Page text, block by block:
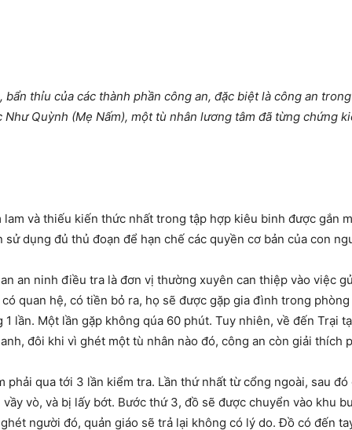
thỉu của các thành phần công an, đặc biệt là công an
Quỳnh (Mẹ Nấm), một tù nhân lương tâm đã từng chứng
và thiếu kiến thức nhất trong tập hợp kiêu binh được gắn
dụng đủ thủ đoạn để hạn chế các quyền cơ bản của con
an ninh điều tra là đơn vị thường xuyên can thiệp vào việc
quan hệ, có tiền bỏ ra, họ sẽ được gặp gia đình trong
lần. Một lần gặp không qúa 60 phút. Tuy nhiên, về đến Trại
đôi khi vì ghét một tù nhân nào đó, công an còn giải thích
phải qua tới 3 lần kiểm tra. Lần thứ nhất từ cổng ngoài, sau
vò, và bị lấy bớt. Bước thứ 3, đồ sẽ được chuyển vào khu
người đó, quản giáo sẽ trả lại không có lý do. Đồ có đến